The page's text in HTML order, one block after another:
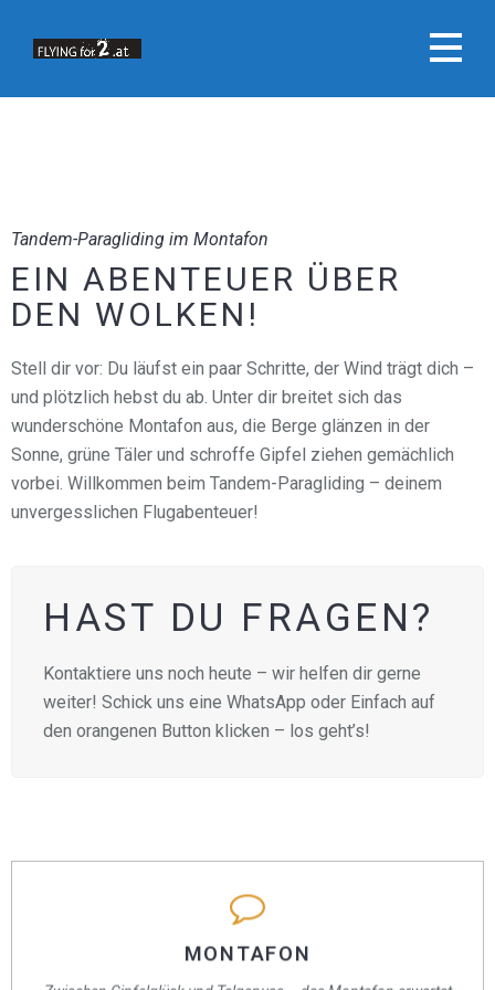
Tandem-Paragliding im Montafon
EIN ABENTEUER ÜBER
DEN WOLKEN!
Stell dir vor: Du läufst ein paar Schritte, der Wind trägt dich –
und plötzlich hebst du ab. Unter dir breitet sich das
wunderschöne Montafon aus, die Berge glänzen in der
Sonne, grüne Täler und schroffe Gipfel ziehen gemächlich
vorbei. Willkommen beim Tandem-Paragliding – deinem
unvergesslichen Flugabenteuer!
HAST DU FRAGEN?
Kontaktiere uns noch heute – wir helfen dir gerne
weiter! Schick uns eine WhatsApp oder Einfach auf
den orangenen Button klicken – los geht’s!
MONTAFON